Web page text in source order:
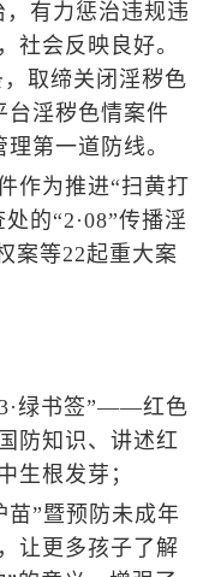
有力惩治违规违
社会反映良好。
取缔关闭淫秽色
台淫秽色情案件
第一道防线。
为推进“扫黄打
的“2·08”传播淫
案等22起重大案
绿书签”——红色
防知识、讲述红
生根发芽；
”暨预防未成年
让更多孩子了解